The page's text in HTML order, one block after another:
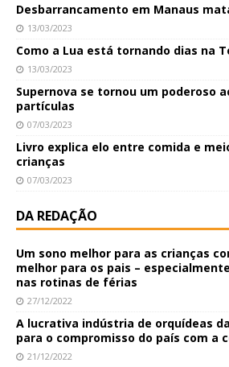
Desbarrancamento em Manaus
13/03/2023
Como a Lua está tornando dias na
13/03/2023
Supernova se tornou um poderoso
partículas
07/03/2023
Livro explica elo entre comida e
crianças
07/03/2023
DA REDAÇÃO
Um sono melhor para as crianças
melhor para os pais –
nas rotinas de férias
27/12/2022
A lucrativa indústria de orquídeas
para o compromisso do país com a
21/12/2022